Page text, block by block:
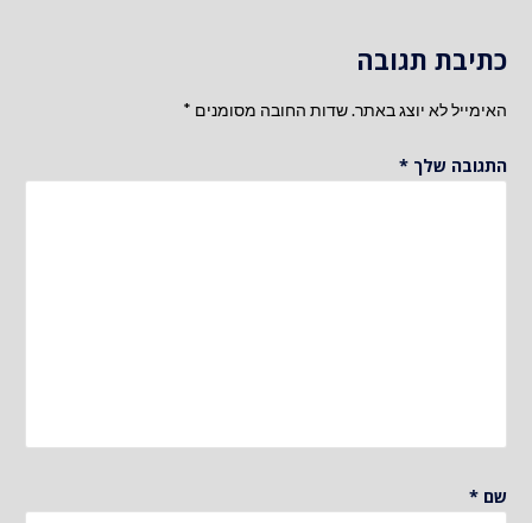
כתיבת תגובה
האימייל לא יוצג באתר.שדות החובה מסומנים *
התגובה שלך *
שם *